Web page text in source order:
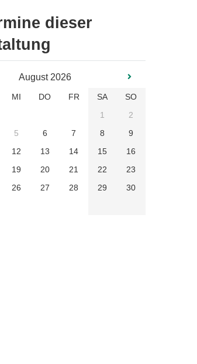
dieser
August 2026
MI DO FR SA
SO
1
2
5 6 7 8
9
12 13 14 15
16
19 20 21 22
23
26 27 28 29
30